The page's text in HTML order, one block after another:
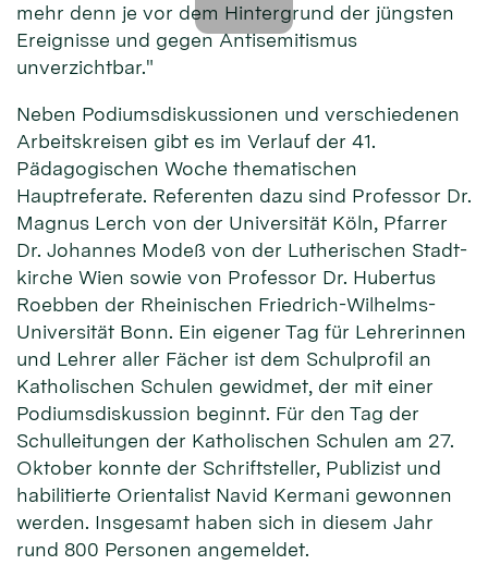
mehr denn je vor dem Hinter­grund der jüngs­ten
Er­eig­nisse und ge­gen Anti­semi­tismus
unverzichtbar."
Neben Podiums­dis­kussio­nen und ver­schie­denen
Arbeits­krei­sen gibt es im Ver­lauf der 41.
Pädagogischen Woche thema­tischen
Hauptreferate. Refe­renten dazu sind Professor Dr.
Magnus Lerch von der Uni­versität Köln, Pfarrer
Dr. Johannes Modeß von der Lutherischen Stadt­
kirche Wien sowie von Professor Dr. Hubertus
Roebben der Rheini­schen Friedrich-Wilhelms-
Uni­versität Bonn. Ein ei­gener Tag für Lehrer­innen
und Lehrer aller Fächer ist dem Schul­profil an
Katho­lischen Schulen gewid­met, der mit einer
Podiums­diskussion be­ginnt. Für den Tag der
Schul­leitungen der Katho­lischen Schu­len am 27.
Oktober konnte der Schrift­steller, Publi­zist und
habi­litier­te Orien­talist Navid Kermani ge­wonnen
werden. Ins­gesamt haben sich in diesem Jahr
rund 800 Per­sonen ange­meldet.